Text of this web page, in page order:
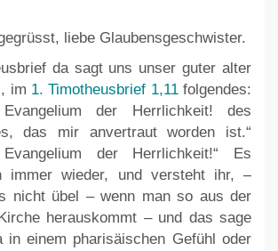
liebe Glaubensgeschwister.
da sagt uns unser guter alter
im 1. Timotheusbrief 1,11folgendes:
der Herrlichkeit! des
das mir anvertraut worden ist.“
der Herrlichkeit!“ Es
immer wieder, und versteht ihr, –
nicht übel – wenn man so aus der
herauskommt – und das sage
in einem pharisäischen Gefühl oder